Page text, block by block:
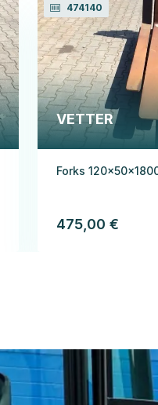
474140
VETTER
Forks
475,00 €